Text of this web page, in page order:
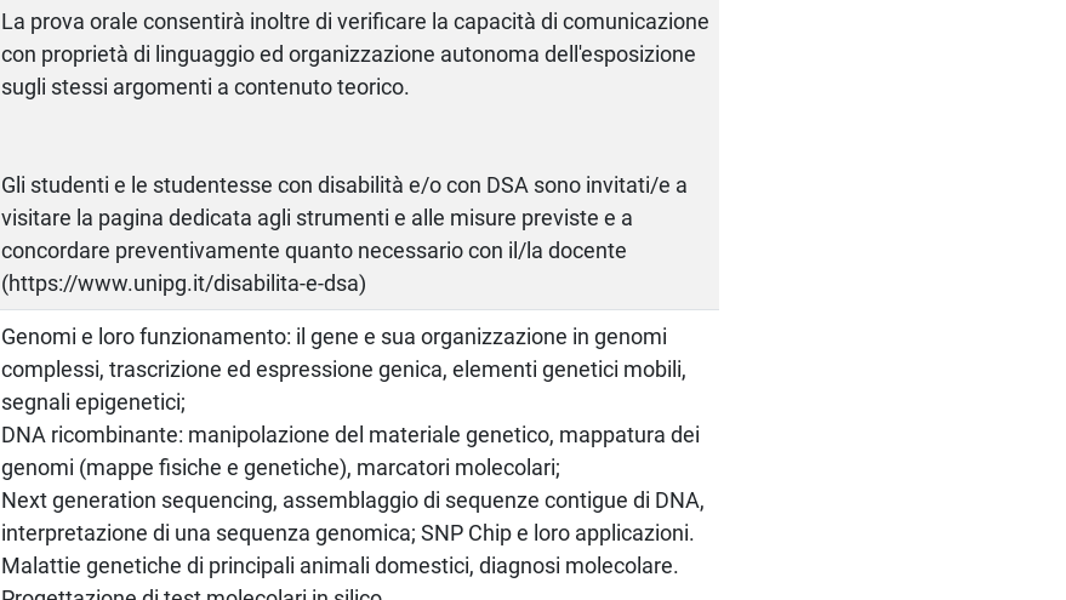
La prova orale consentirà inoltre di verificare la capacità di comunicazione
con proprietà di linguaggio ed organizzazione autonoma dell'esposizione
sugli stessi argomenti a contenuto teorico.
Gli studenti e le studentesse con disabilità e/o con DSA sono invitati/e a
visitare la pagina dedicata agli strumenti e alle misure previste e a
concordare preventivamente quanto necessario con il/la docente
(https://www.unipg.it/disabilita-e-dsa)
Genomi e loro funzionamento: il gene e sua organizzazione in genomi
complessi, trascrizione ed espressione genica, elementi genetici mobili,
segnali epigenetici;
DNA ricombinante: manipolazione del materiale genetico, mappatura dei
genomi (mappe fisiche e genetiche), marcatori molecolari;
Next generation sequencing, assemblaggio di sequenze contigue di DNA,
interpretazione di una sequenza genomica; SNP Chip e loro applicazioni.
Malattie genetiche di principali animali domestici, diagnosi molecolare.